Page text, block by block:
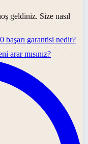
geldiniz. Size nasıl
başarı garantisi nedir?
arar mısınız?